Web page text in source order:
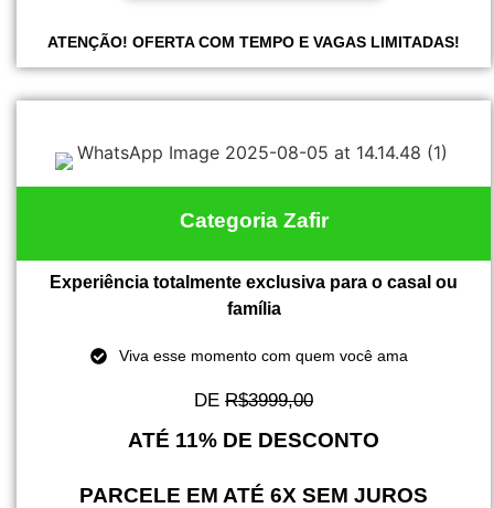
ATENÇÃO! OFERTA COM TEMPO E VAGAS LIMITADAS!
Categoria Zafir
Experiência totalmente exclusiva para o casal ou
família
Viva esse momento com quem você ama
DE R$3999,00
ATÉ 11% DE DESCONTO
PARCELE EM ATÉ 6X SEM JUROS